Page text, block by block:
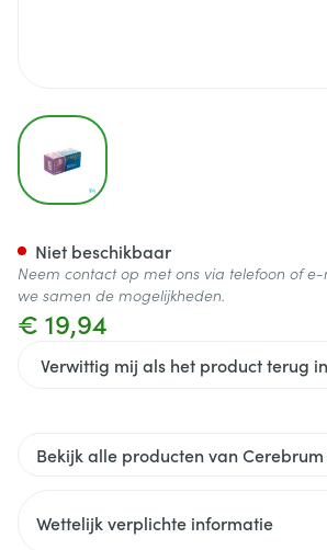
View larger image
€ 19,94
Verwittig mij als het product terug
Niet beschikbaar
Neem contact op met ons via telefoon of
we samen de mogelijkheden.
Bekijk alle producten van Cerebrum
Wettelijk verplichte informatie